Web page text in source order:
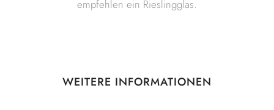
empfehlen ein Rieslingglas.
WEITERE INFORMATIONEN